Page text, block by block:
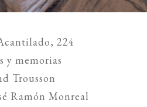
, 224
y memorias
Trousson
Ramón Monreal